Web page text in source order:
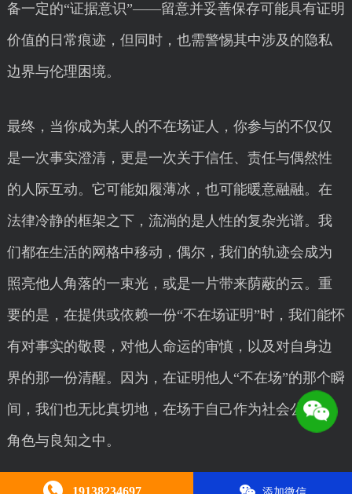
备一定的“证据意识”——留意并妥善保存可能具有证明
价值的日常痕迹，但同时，也需警惕其中涉及的隐私
边界与伦理困境。
最终，当你成为某人的不在场证人，你参与的不仅仅
是一次事实澄清，更是一次关于信任、责任与偶然性
的人际互动。它可能如履薄冰，也可能暖意融融。在
法律冷静的框架之下，流淌的是人性的复杂光谱。我
们都在生活的网格中移动，偶尔，我们的轨迹会成为
照亮他人角落的一束光，或是一片带来荫蔽的云。重
要的是，在提供或依赖一份“不在场证明”时，我们能怀
有对事实的敬畏，对他人命运的审慎，以及对自身边
界的那一份清醒。因为，在证明他人“不在场”的那个瞬
间，我们也无比真切地，在场于自己作为社会公民的
角色与良知之中。
呼和浩特证件制作编辑，转载请注明。